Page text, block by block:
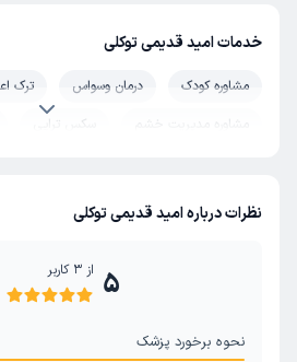
خدمات امید قدیمی توکلی
مشاوره کودک درمان وسواس
ترک
مشاوره مدیریت خشم
سکس تراپی
آموزش مهارتهای زندگی
مشاوره قبل ازدواج
نظرات درباره امید قدیمی توکلی
5 از 3 کاربر
نحوه برخورد پزشک